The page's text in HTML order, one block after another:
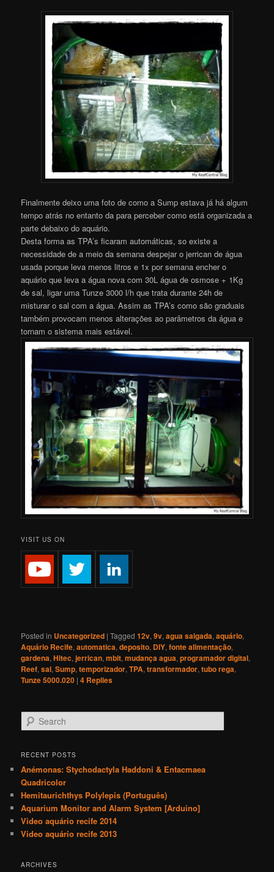
Finalmente deixo uma foto de como a Sump estava já há algum
tempo atrás no entanto da para perceber como está organizada a
parte debaixo do aquário.
Desta forma as TPA’s ficaram automáticas, so existe a
necessidade de a meio da semana despejar o jerrican de água
usada porque leva menos litros e 1x por semana encher o
aquário que leva a água nova com 30L água de osmose + 1Kg
de sal, ligar uma Tunze 3000 l/h que trata durante 24h de
misturar o sal com a água. Assim as TPA’s como são graduais
também provocam menos alterações ao parâmetros da água e
tornam o sistema mais estável.
VISIT US ON
Posted in Uncategorized |Tagged 12v,9v,agua salgada,aquário,
Aquário Recife,automatica,deposito, DIY,fonte alimentação,
gardena,Hitec,jerrican,mbit,mudança agua,programador digital,
Reef,sal,Sump,temporizador,TPA,transformador,tubo rega,
Tunze 5000.020 |4 Replies
e
r
h
RECENT POSTS
Anémonas: Stychodactyla Haddoni & Entacmaea
Quadricolor
Hemitaurichthys Polylepis (Português)
Aquarium Monitor and Alarm System [Arduino]
Video aquário recife 2014
Video aquário recife 2013
ARCHIVES